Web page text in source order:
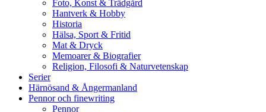
Foto, Konst & Trädgård
Hantverk & Hobby
Historia
Hälsa, Sport & Fritid
Mat & Dryck
Memoarer & Biografier
Religion, Filosofi & Naturvetenskap
Serier
Härnösand & Ångermanland
Pennor och finewriting
Pennor